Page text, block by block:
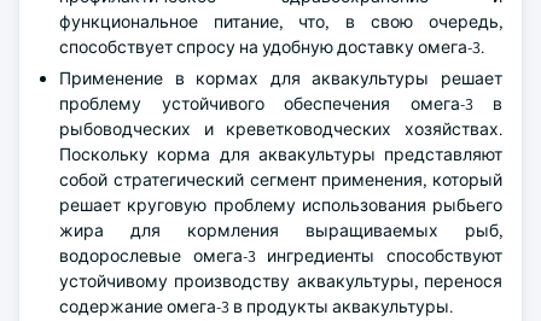
функциональное питание, что, в свою очередь,
способствует спросу на удобную доставку омега-3.
Применение в кормах для аквакультуры решает
проблему устойчивого обеспечения омега-3 в
рыбоводческих и креветководческих хозяйствах.
Поскольку корма для аквакультуры представляют
собой стратегический сегмент применения, который
решает круговую проблему использования рыбьего
жира для кормления выращиваемых рыб,
водорослевые омега-3 ингредиенты способствуют
устойчивому производству аквакультуры, перенося
содержание омега-3 в продукты аквакультуры.